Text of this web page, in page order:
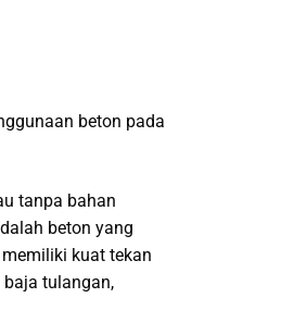
beton pada
tanpa bahan
beton yang
kuat tekan
tulangan,